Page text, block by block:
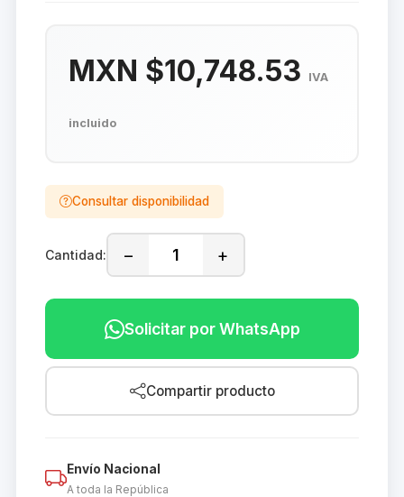
MXN $10,748.53 IVA
incluido
Consultar disponibilidad
Cantidad: − +
Solicitar por WhatsApp
Compartir producto
Envío Nacional
A toda la República